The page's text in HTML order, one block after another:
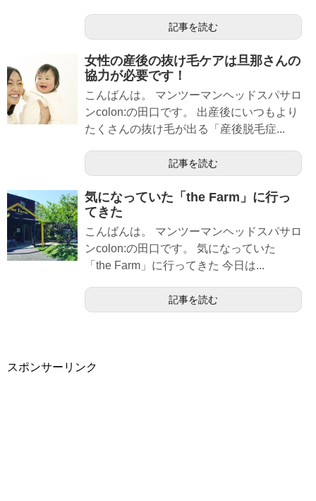
記事を読む
女性の産後の抜け毛ケアは旦那さんの
協力が必要です！
こんばんは。 マンツーマンヘッドスパサロ
ンcolon:の田口です。 出産後にいつもより
たくさんの抜け毛が出る「産後脱毛症...
記事を読む
気になっていた「the Farm」に行っ
てきた
こんばんは。 マンツーマンヘッドスパサロ
ンcolon:の田口です。 気になっていた
「the Farm」に行ってきた 今日は...
記事を読む
スポンサーリンク